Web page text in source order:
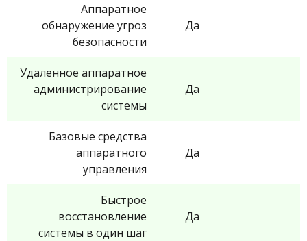
Аппаратное
обнаружение угроз
безопасности
Да
Удаленное аппаратное
администрирование
системы
Да
Базовые средства
аппаратного
управления
Да
Быстрое
восстановление
системы в один шаг
Да